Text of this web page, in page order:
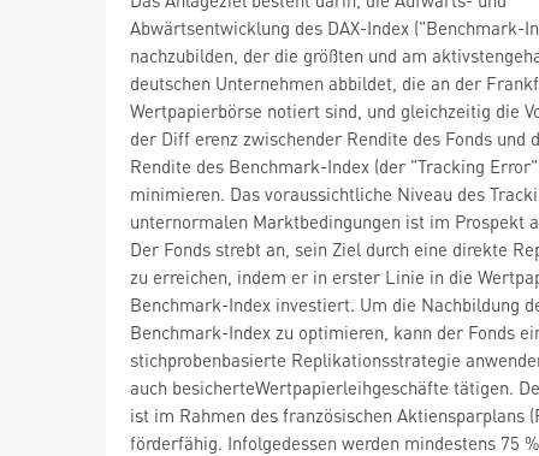
Abwärtsentwicklung des DAX-Index ("Benchmark-
nachzubilden, der die größten und am
deutschen Unternehmen abbildet, die an der
Wertpapierbörse notiert sind, und gleichzeitig die
der Diff erenz zwischender Rendite des Fonds und
Rendite des Benchmark-Index (der "Tracking
minimieren. Das voraussichtliche Niveau des
unternormalen Marktbedingungen ist im Prospekt
Der Fonds strebt an, sein Ziel durch eine direkte
zu erreichen, indem er in erster Linie in die
Benchmark-Index investiert. Um die Nachbildung
Benchmark-Index zu optimieren, kann der Fonds
stichprobenbasierte Replikationsstrategie
auch besicherteWertpapierleihgeschäfte tätigen.
ist im Rahmen des französischen Aktiensparplans
förderfähig. Infolgedessen werden mindestens 75